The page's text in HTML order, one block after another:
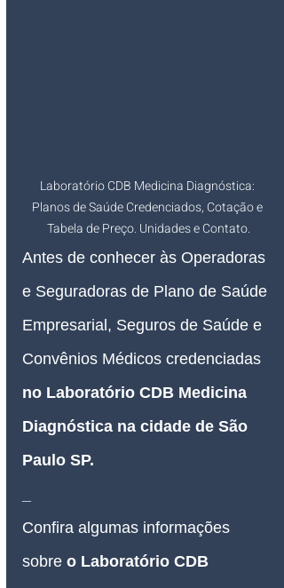
Laboratório CDB Medicina Diagnóstica:
Planos de Saúde Credenciados, Cotação e
Tabela de Preço. Unidades e Contato.
Antes de conhecer às Operadoras
e Seguradoras de Plano de Saúde
Empresarial, Seguros de Saúde e
Convênios Médicos credenciadas
no Laboratório CDB Medicina
Diagnóstica na cidade de São
Paulo SP.
Confira algumas informações
sobre o Laboratório CDB